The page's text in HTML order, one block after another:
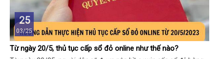
25
03/25
Từ ngày 20/5, thủ tục cấp sổ đỏ online như thế nào?